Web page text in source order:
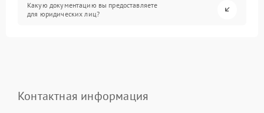
Какую документацию вы предоставляете
для юридических лиц?
Контактная информация